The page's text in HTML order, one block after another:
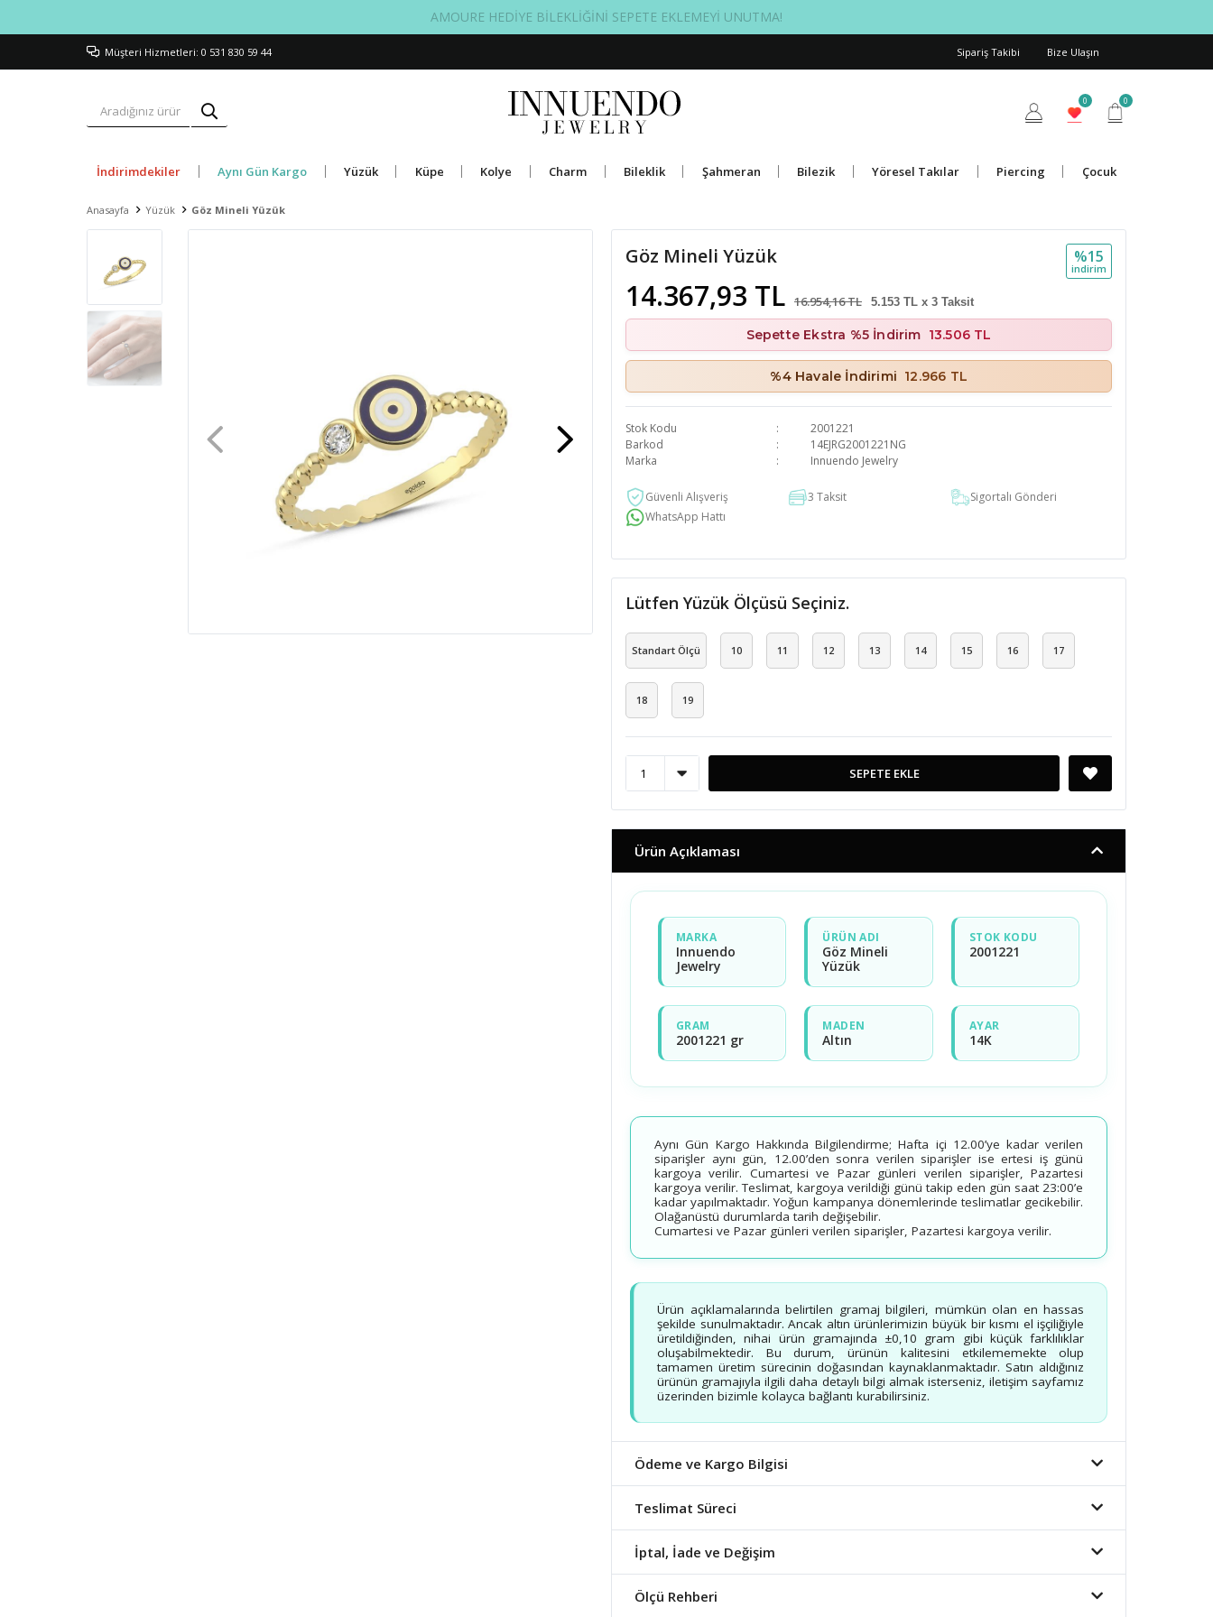
ÜCRETSİZ BAKIM GARANTİSİ
Müşteri Hizmetleri: 0 531 830 59 44 Sipariş Takibi Bize Ulaşın
0 0
İndirimdekiler Aynı Gün Kargo Yüzük Küpe Kolye Charm Bileklik Şahmeran Bilezik Yöresel Takılar Piercing Çocuk
Anasayfa Yüzük Göz Mineli Yüzük
Göz Mineli Yüzük
14.367,93 TL 16.954,16 TL
%15
i̇ndi̇ri̇m
5.153 TL x 3 Taksit
Sepette Ekstra %5 İndirim 13.506 TL
%4 Havale İndirimi 12.966 TL
Stok Kodu
2001221
Barkod
14EJRG2001221NG
Marka
Innuendo Jewelry
Güvenli Alışveriş 3 Taksit
Sigortalı Gönderi
WhatsApp Hattı
Lütfen Yüzük Ölçüsü Seçiniz.
Standart Ölçü 10 11 12 13 14 15 16 17
18 19
SEPETE EKLE
Ürün Açıklaması
MARKA
Innuendo
Jewelry
ÜRÜN ADI
Göz Mineli
Yüzük
STOK KODU
2001221
GRAM
2001221 gr
MADEN
Altın
AYAR
14K
Aynı Gün Kargo Hakkında Bilgilendirme; Hafta içi 12.00’ye kadar verilen
siparişler aynı gün, 12.00’den sonra verilen siparişler ise ertesi iş günü
kargoya verilir. Cumartesi ve Pazar günleri verilen siparişler, Pazartesi
kargoya verilir. Teslimat, kargoya verildiği günü takip eden gün saat 23:00’e
kadar yapılmaktadır. Yoğun kampanya dönemlerinde teslimatlar gecikebilir.
Olağanüstü durumlarda tarih değişebilir.
Cumartesi ve Pazar günleri verilen siparişler, Pazartesi kargoya verilir.
Ürün açıklamalarında belirtilen gramaj bilgileri, mümkün olan en hassas
şekilde sunulmaktadır. Ancak altın ürünlerimizin büyük bir kısmı el işçiliğiyle
üretildiğinden, nihai ürün gramajında ±0,10 gram gibi küçük farklılıklar
oluşabilmektedir. Bu durum, ürünün kalitesini etkilememekte olup
tamamen üretim sürecinin doğasından kaynaklanmaktadır. Satın aldığınız
ürünün gramajıyla ilgili daha detaylı bilgi almak isterseniz, iletişim sayfamız
üzerinden bizimle kolayca bağlantı kurabilirsiniz.
Ödeme ve Kargo Bilgisi
Teslimat Süreci
İptal, İade ve Değişim
Ölçü Rehberi